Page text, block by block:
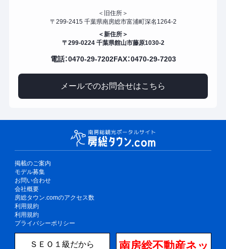
＜旧住所＞
〒299-2415 千葉県南房総市富浦町深名1264-2
＜新住所＞
〒299-0224 千葉県館山市藤原1030-2
電話：0470-29-7202FAX：0470-29-7203
メールでのお問合せはこちら
掲載のご案内
モデル募集
お問い合わせ
会社概要
房総タウン.comのアクセス数
利用規約
利用規約
プライバシーポリシー
ＳＥＯ１級だから 南房総不動産ネッ